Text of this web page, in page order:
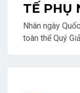
TẾ PHỤ
PHÁI
Nhân ngày
toàn thể Quý